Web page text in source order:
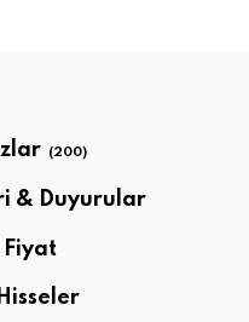
(200)
& Duyurular
Fiyat